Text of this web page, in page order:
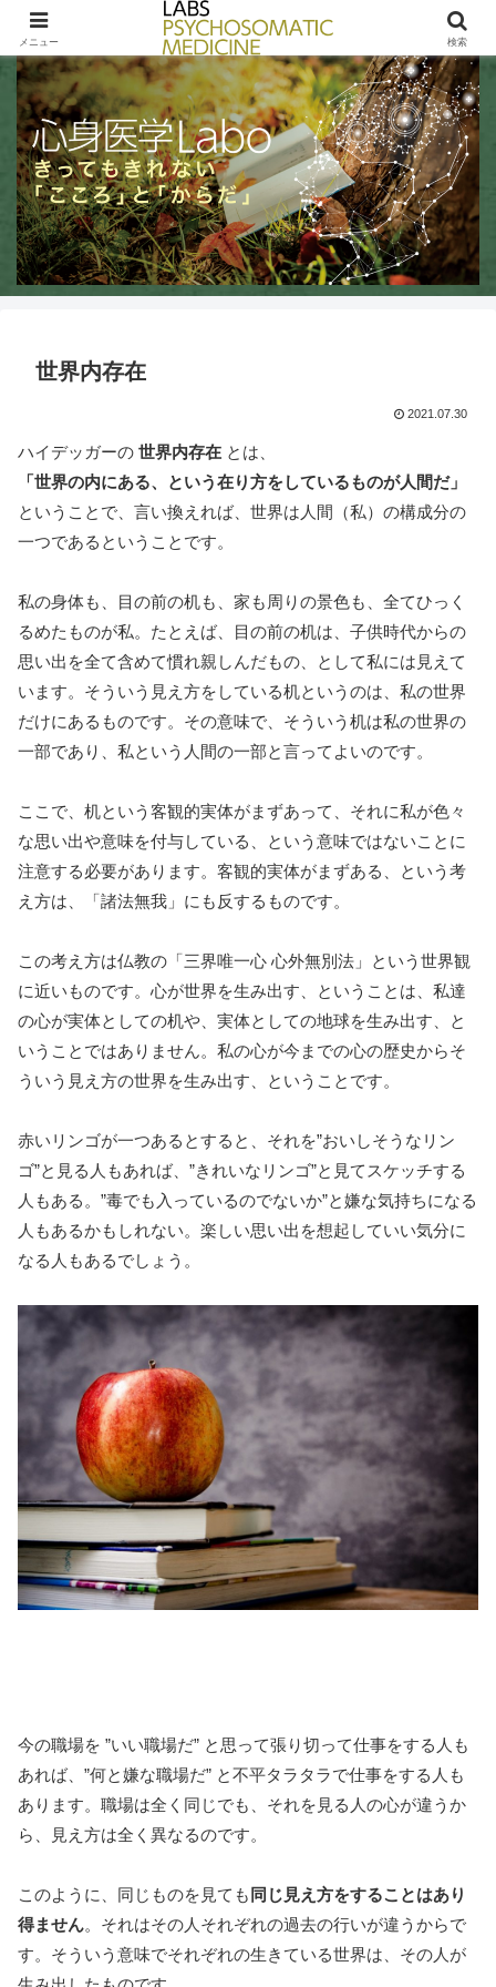
きってもきれないこころとからだ / LABs PSYCHOSOMATIC MEDICINE
世界内存在
2021.07.30
ハイデッガーの 世界内存在 とは、
「世界の内にある、という在り方をしているものが人間だ」
ということで、言い換えれば、世界は人間（私）の構成分の
一つであるということです。
私の身体も、目の前の机も、家も周りの景色も、全てひっく
るめたものが私。たとえば、目の前の机は、子供時代からの
思い出を全て含めて慣れ親しんだもの、として私には見えて
います。そういう見え方をしている机というのは、私の世界
だけにあるものです。その意味で、そういう机は私の世界の
一部であり、私という人間の一部と言ってよいのです。
ここで、机という客観的実体がまずあって、それに私が色々
な思い出や意味を付与している、という意味ではないことに
注意する必要があります。客観的実体がまずある、という考
え方は、「諸法無我」にも反するものです。
この考え方は仏教の「三界唯一心 心外無別法」という世界観
に近いものです。心が世界を生み出す、ということは、私達
の心が実体としての机や、実体としての地球を生み出す、と
いうことではありません。私の心が今までの心の歴史からそ
ういう見え方の世界を生み出す、ということです。
赤いリンゴが一つあるとすると、それを”おいしそうなリン
ゴ”と見る人もあれば、”きれいなリンゴ”と見てスケッチする
人もある。”毒でも入っているのでないか”と嫌な気持ちになる
人もあるかもしれない。楽しい思い出を想起していい気分に
なる人もあるでしょう。
今の職場を ”いい職場だ” と思って張り切って仕事をする人も
あれば、”何と嫌な職場だ” と不平タラタラで仕事をする人も
あります。職場は全く同じでも、それを見る人の心が違うか
ら、見え方は全く異なるのです。
このように、同じものを見ても 同じ見え方をすることはあり
得ません。それはその人それぞれの過去の行いが違うからで
す。そういう意味でそれぞれの生きている世界は、その人が
メニュー 検索